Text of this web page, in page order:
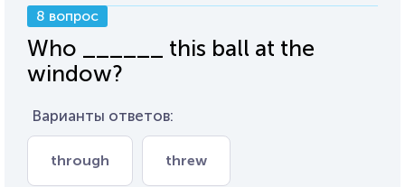
8 вопрос
Who ______ this ball at the
window?
Варианты ответов:
through threw